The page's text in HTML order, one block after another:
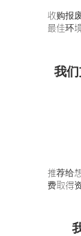
收购报
最佳环
我们
推荐给
费取得